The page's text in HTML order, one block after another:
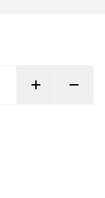
Persoon